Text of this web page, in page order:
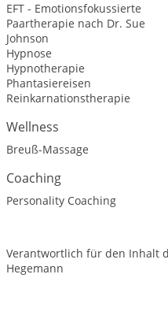
EFT - Emotionsfokussierte
Paartherapie nach Dr. Sue
Johnson
Hypnose
Hypnotherapie
Phantasiereisen
Reinkarnationstherapie
Wellness
Breuß-Massage
Coaching
Personality Coaching
Verantwortlich für den Inhalt
Hegemann